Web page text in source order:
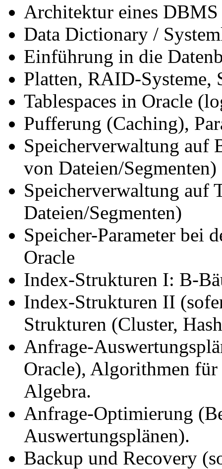
Architektur eines DBMS
Data Dictionary /
Einführung in die
Platten, RAID-Systeme,
Tablespaces in Oracle
Pufferung (Caching),
Speicherverwaltung auf
von Dateien/Segmenten)
Speicherverwaltung auf
Dateien/Segmenten)
Speicher-Parameter bei
Oracle
Index-Strukturen I: B-
Index-Strukturen II
Strukturen (Cluster,
Anfrage-
Oracle), Algorithmen für
Algebra.
Anfrage-Optimierung
Auswertungsplänen).
Backup und Recovery